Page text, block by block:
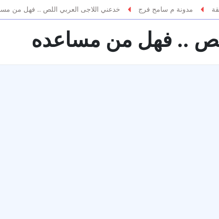
مدونة م سامح فرج خدعني اللاجى العربي اللص .. فهل من
.. فهل من مساعده